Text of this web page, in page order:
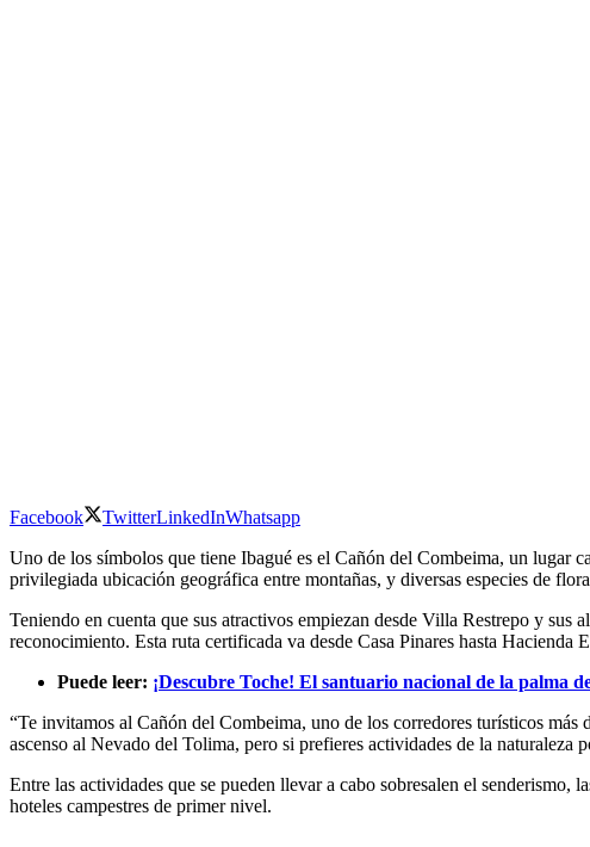
Facebook TwitterLinkedInWhatsapp
Uno de los símbolos que tiene Ibagué es el Cañón del Combeima, un lugar
privilegiada ubicación geográfica entre montañas, y diversas especies de
Teniendo en cuenta que sus atractivos empiezan desde Villa Restrepo y
reconocimiento. Esta ruta certificada va desde Casa Pinares hasta
Puede leer: ¡Descubre Toche! El santuario nacional de la palma
“Te invitamos al Cañón del Combeima, uno de los corredores turísticos
ascenso al Nevado del Tolima, pero si prefieres actividades de la
Entre las actividades que se pueden llevar a cabo sobresalen el
hoteles campestres de primer nivel.